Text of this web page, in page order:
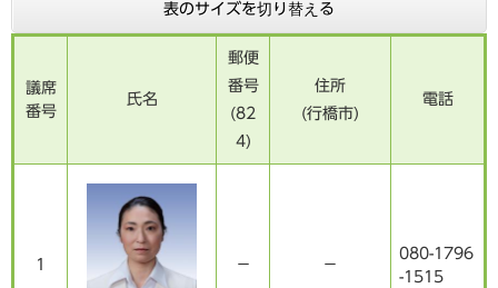
表のサイズを切り替える
議席
番号
氏名
郵便
番号
(82
4)
住所
(行橋市)
電話
1 － －
080-1796
-1515